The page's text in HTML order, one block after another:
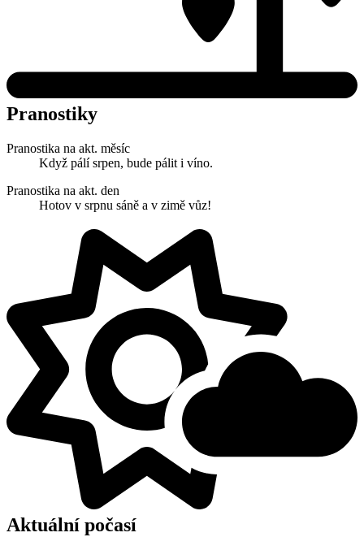
Pranostiky
Pranostika na akt. měsíc
Když pálí srpen, bude pálit i víno.
Pranostika na akt. den
Hotov v srpnu sáně a v zimě vůz!
Aktuální počasí